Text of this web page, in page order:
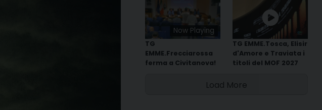
Now Playing
TG
EMME.Frecciarossa
ferma a Civitanova!
TG EMME.Tosca, Elisir
d'Amore e Traviata i
titoli del MOF 2027
Load More